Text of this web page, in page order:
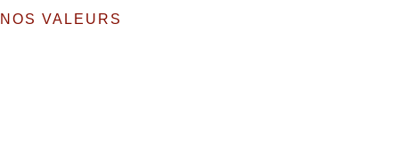
NOS VALEURS